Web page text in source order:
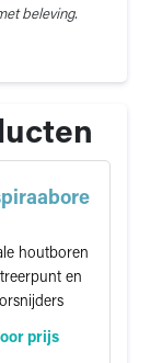
beleving.
houtboren
en
prijs